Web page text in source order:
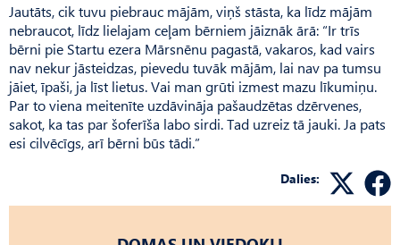
Jautāts, cik tuvu piebrauc mājām, viņš stāsta, ka līdz mājām
nebraucot, līdz lielajam ceļam bērniem jāiznāk ārā: “Ir trīs
bērni pie Startu ezera Mārsnēnu pagastā, vakaros, kad vairs
nav nekur jāsteidzas, pievedu tuvāk mājām, lai nav pa tumsu
jāiet, īpaši, ja līst lietus. Vai man grūti izmest mazu līkumiņu.
Par to viena meitenīte uzdāvināja pašaudzētas dzērvenes,
sakot, ka tas par šoferīša labo sirdi. Tad uzreiz tā jauki. Ja pats
esi cilvēcīgs, arī bērni būs tādi.”
Dalies: